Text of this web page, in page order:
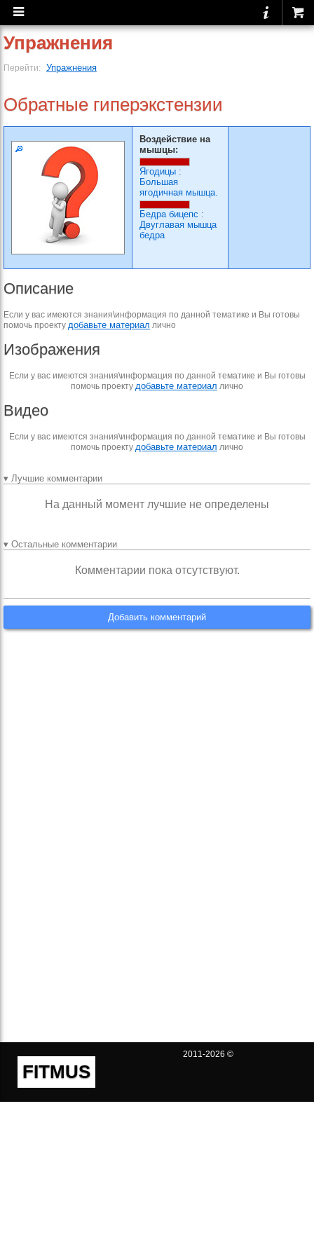
Упражнения
Перейти: Упражнения
Обратные гиперэкстензии
Воздействие на
мышцы:
Ягодицы :
Большая
ягодичная мышца.
Бедра бицепс :
Двуглавая мышца
бедра
Описание
Если у вас имеются знания\информация по данной тематике и Вы готовы
помочь проекту добавьте материал лично
Изображения
Если у вас имеются знания\информация по данной тематике и Вы готовы
помочь проекту добавьте материал лично
Видео
Если у вас имеются знания\информация по данной тематике и Вы готовы
помочь проекту добавьте материал лично
▾ Лучшие комментарии
На данный момент лучшие не определены
▾ Остальные комментарии
Комментарии пока отсутствуют.
Добавить комментарий
FITMUS
2011-2026 ©